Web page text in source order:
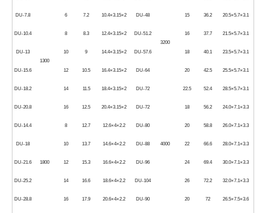
3200
DU-7.8
1300
6 7.2 10.4×3.15×2 DU-48 15 36.2 20.5×5.7×3.1
DU-10.4 8 8.3 12.4×3.15×2 DU-51.2 16 37.7 21.5×5.7×3.1
DU-13 10 9 14.4×3.15×2 DU-57.6 18 40.1 23.5×5.7×3.1
DU-15.6 12 10.5 16.4×3.15×2 DU-64 20 42.5 25.5×5.7×3.1
DU-18.2 14 11.5 18.4×3.15×2 DU-72 22.5 52.4 28.5×5.7×3.1
DU-20.8 16 12.5 20.4×3.15×2 DU-72
4000
18 56.2 24.0×7.1×3.3
DU-14.4
1800
8 12.7 12.6×4×2.2 DU-80 20 58.8 26.0×7.1×3.3
DU-18 10 13.7 14.6×4×2.2 DU-88 22 66.6 28.0×7.1×3.3
DU-21.6 12 15.3 16.6×4×2.2 DU-96 24 69.4 30.0×7.1×3.3
DU-25.2 14 16.6 18.6×4×2.2 DU-104 26 72.2 32.0×7.1×3.3
DU-28.8 16 17.9 20.6×4×2.2 DU-90 20 72 26.5×7.5×3.6